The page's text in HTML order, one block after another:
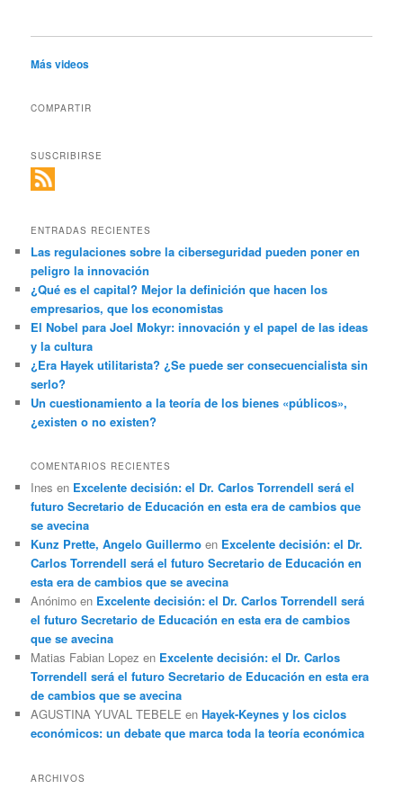
Más videos
COMPARTIR
SUSCRIBIRSE
ENTRADAS RECIENTES
Las regulaciones sobre la ciberseguridad pueden poner en
peligro la innovación
¿Qué es el capital? Mejor la definición que hacen los
empresarios, que los economistas
El Nobel para Joel Mokyr: innovación y el papel de las ideas
y la cultura
¿Era Hayek utilitarista? ¿Se puede ser consecuencialista sin
serlo?
Un cuestionamiento a la teoría de los bienes «públicos»,
¿existen o no existen?
COMENTARIOS RECIENTES
Ines en Excelente decisión: el Dr. Carlos Torrendell será el
futuro Secretario de Educación en esta era de cambios que
se avecina
Kunz Prette, Angelo Guillermo en Excelente decisión: el Dr.
Carlos Torrendell será el futuro Secretario de Educación en
esta era de cambios que se avecina
Anónimo en Excelente decisión: el Dr. Carlos Torrendell será
el futuro Secretario de Educación en esta era de cambios
que se avecina
Matias Fabian Lopez en Excelente decisión: el Dr. Carlos
Torrendell será el futuro Secretario de Educación en esta era
de cambios que se avecina
AGUSTINA YUVAL TEBELE enHayek-Keynes y los ciclos
económicos: un debate que marca toda la teoría económica
ARCHIVOS